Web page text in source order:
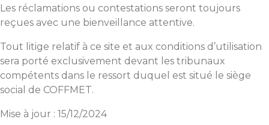
Les réclamations ou contestations seront toujours
reçues avec une bienveillance attentive.
Tout litige relatif à ce site et aux conditions d’utilisation
sera porté exclusivement devant les tribunaux
compétents dans le ressort duquel est situé le siège
social de COFFMET.
Mise à jour : 15/12/2024